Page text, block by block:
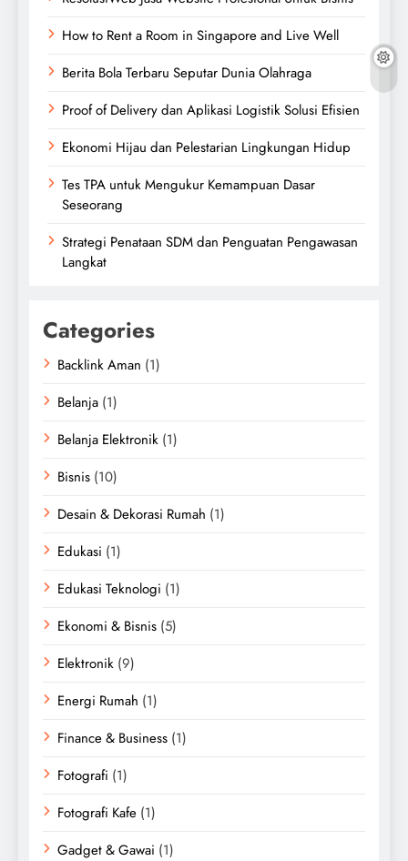
How to Rent a Room in Singapore and Live Well
Berita Bola Terbaru Seputar Dunia Olahraga
Proof of Delivery dan Aplikasi Logistik Solusi Efisien
Ekonomi Hijau dan Pelestarian Lingkungan Hidup
Tes TPA untuk Mengukur Kemampuan Dasar
Seseorang
Strategi Penataan SDM dan Penguatan Pengawasan
Langkat
Categories
Backlink Aman (1)
Belanja (1)
Belanja Elektronik (1)
Bisnis (10)
Desain & Dekorasi Rumah (1)
Edukasi (1)
Edukasi Teknologi (1)
Ekonomi & Bisnis (5)
Elektronik (9)
Energi Rumah (1)
Finance & Business (1)
Fotografi (1)
Fotografi Kafe (1)
Gadget & Gawai (1)